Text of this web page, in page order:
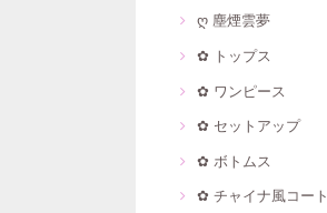
ღ 塵煙雲夢
✿ トップス
✿ ワンピース
✿ セットアップ
✿ ボトムス
✿ チャイナ風コート